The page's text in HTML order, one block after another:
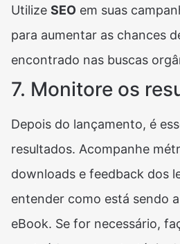
Utilize SEO em suas
para aumentar as chances
encontrado nas buscas
7. Monitore os
Depois do lançamento, é
resultados. Acompanhe
downloads e feedback dos
entender como está sendo
eBook. Se for necessário,